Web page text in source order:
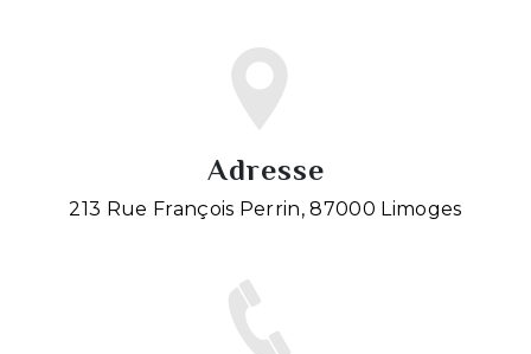
Adresse
213 Rue François Perrin, 87000 Limoges